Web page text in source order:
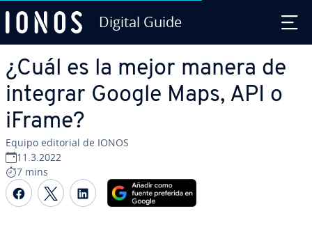
Digital Guide
¿Cuál es la mejor manera de
integrar Google Maps, API o
iFrame?
Equipo editorial de IONOS
11.3.2022
7 mins
Compartir Facebook
Compartir Twitter
Compartir LinkedIn